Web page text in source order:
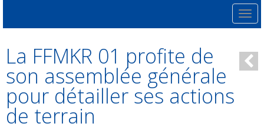
La FFMKR 01 profite de
son assemblée générale
pour détailler ses actions
de terrain